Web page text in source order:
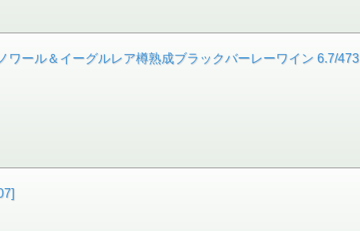
ワール＆イーグルレア樽熟成ブラックバーレーワイン 6.7/473